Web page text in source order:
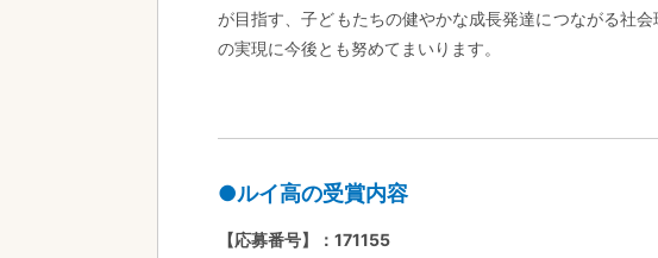
が目指す、子どもたちの健やかな成長発達につながる社会
の実現に今後とも努めてまいります。
●ルイ高の受賞内容
【応募番号】：171155